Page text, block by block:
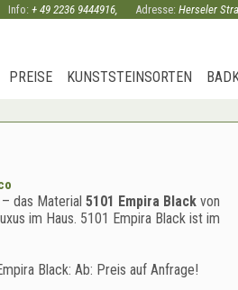
Adresse: Herseler
Info: + 49 2236 9444916,
PREISE KUNSTSTEINSORTEN
das Material 5101 Empira Black von
im Haus. 5101 Empira Black ist im
Black: Ab: Preis auf Anfrage!